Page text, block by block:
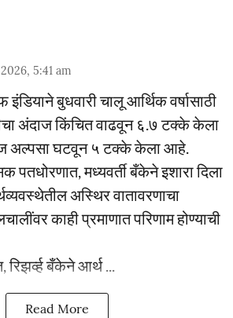
5:41 am
बुधवारी चालू आर्थिक वर्षासाठी
अंदाज किंचित वाढवून ६.७ टक्के केला
अल्पसा घटवून ५ टक्के केला आहे.
पतधोरणात, मध्यवर्ती बँकेने इशारा दिला
अस्थिर वातावरणाचा
काही प्रमाणात परिणाम होण्याची
बँकेने आर्थ ...
Read More